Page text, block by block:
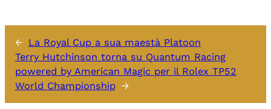
← La Royal Cup a sua maestà Platoon
Terry Hutchinson torna su Quantum Racing
powered by American Magic per il Rolex TP52
World Championship →